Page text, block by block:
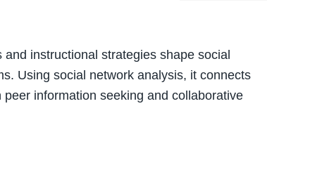
instructional strategies shape social
Using social network analysis, it connects
information seeking and collaborative